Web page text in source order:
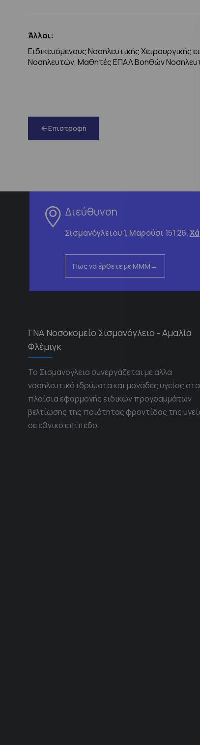
Άλλοι:
Ειδικευόμενους Νοσηλευτικής Χειρουργικής
Νοσηλευτών, Μαθητές ΕΠΑΛ Βοηθών
Επιστροφή
Διεύθυνση
Σισμανόγλειου 1, Μαρούσι 151 26,
Πως να έρθετε με ΜΜΜ
ΓΝΑ Νοσοκομείο Σισμανόγλειο - Αμαλία
Φλέμιγκ
Το Σισμανόγλειο συνεργάζεται με άλλα
νοσηλευτικά ιδρύματα και μονάδες υγείας στα
πλαίσια εφαρμογής ειδικών προγραμμάτων
βελτίωσης της ποιότητας φροντίδας της
σε εθνικό επίπεδο.